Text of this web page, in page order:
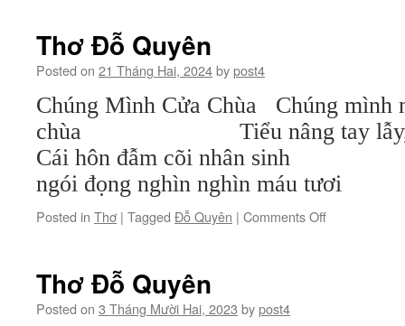
Thơ Đỗ Quyên
Posted on 21 Tháng Hai, 2024bypost4
Chúng Mình Cửa Chùa Chúng mình
chùa Tiểu nâng tay lẫy, sư
Cái hôn đẫm cõi nhân
ngói đọng nghìn nghìn máu tươi
Posted in Thơ | Tagged Đỗ Quyên | Comments Offon
Thơ Đỗ Quyên
Posted on 3 Tháng Mười Hai, 2023 bypost4